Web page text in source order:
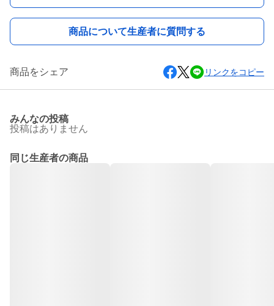
商品について生産者に質問する
商品をシェア リンクをコピー
みんなの投稿
投稿はありません
同じ生産者の商品